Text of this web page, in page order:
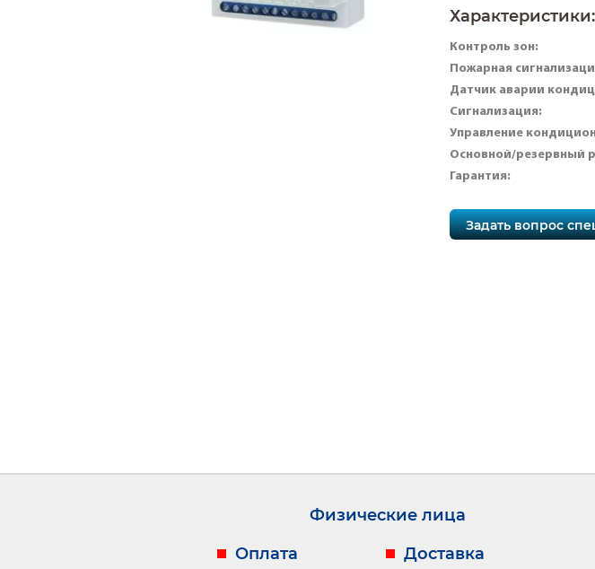
Характеристики:
Контроль зон:
Пожарная
Датчик аварии
Сигнализация:
Управление
Основной/резервный
Гарантия:
Задать вопрос
Физические лица
Оплата
Доставка